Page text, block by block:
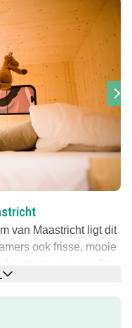
van Maastricht ligt dit
ook frisse, mooie
ook? Dan is dit jullie
Maastricht!